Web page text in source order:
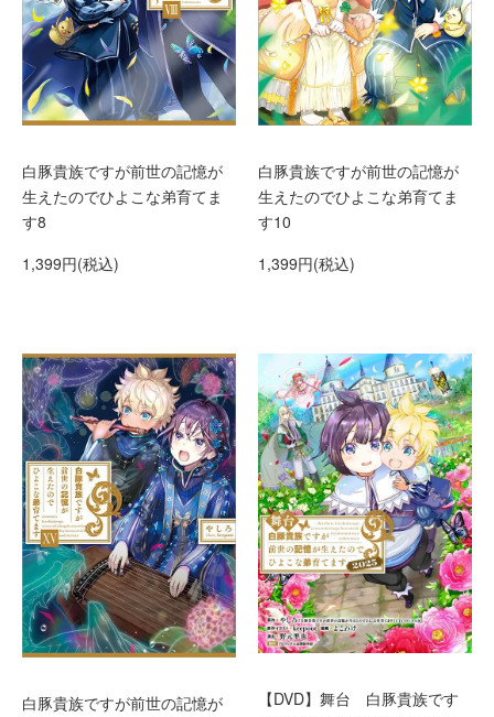
白豚貴族ですが前世の記憶が
生えたのでひよこな弟育てま
す8
1,399円(税込)
白豚貴族ですが前世の記憶が
生えたのでひよこな弟育てま
す10
1,399円(税込)
白豚貴族ですが前世の記憶が
【DVD】舞台 白豚貴族です